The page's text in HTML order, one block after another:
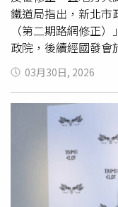
鐵道局指出，新北市
（第二期路網修正
政院，後續經國發會
23日提出審查意見
線調整涉及的經費
情形，以及軌道距離
新北市府雖於114年
民房店家過近」的
明，沿線居民與店
進而影響後續審議
院已於113年1月31
輕軌二期修正計畫
03月30日, 2026